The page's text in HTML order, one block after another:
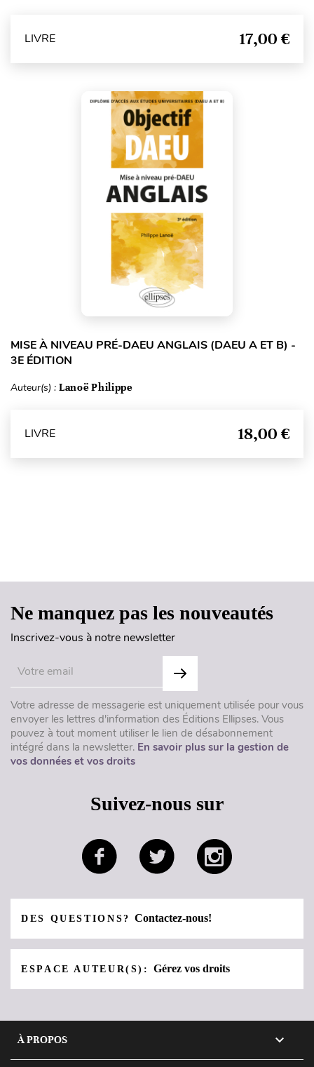
LIVRE 17,00 €
MISE À NIVEAU PRÉ-DAEU ANGLAIS (DAEU A ET B) -
3E ÉDITION
Auteur(s) : Lanoë Philippe
LIVRE 18,00 €
Ne manquez pas les nouveautés
Inscrivez-vous à notre newsletter
Votre adresse de messagerie est uniquement utilisée pour vous
envoyer les lettres d'information des Éditions Ellipses. Vous
pouvez à tout moment utiliser le lien de désabonnement
intégré dans la newsletter. En savoir plus sur la gestion de
vos données et vos droits
Suivez-nous sur
DES QUESTIONS?Contactez-nous!
ESPACE AUTEUR(S):Gérez vos droits
À PROPOS 